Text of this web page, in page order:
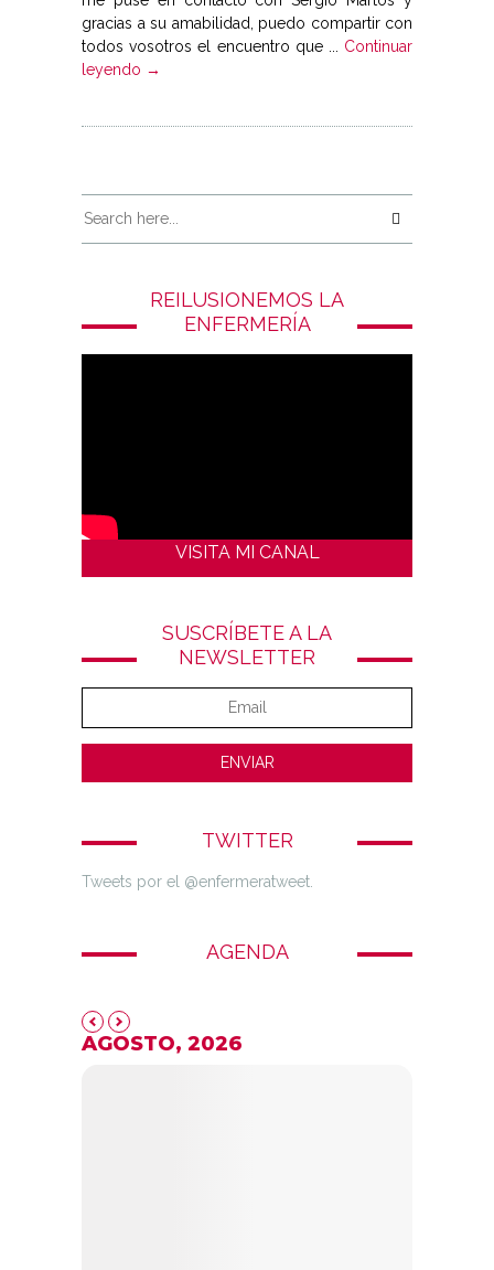
gracias a su amabilidad, puedo compartir con
todos vosotros el encuentro que ... Continuar
leyendo →
REILUSIONEMOS LA
ENFERMERÍA
VISITA MI CANAL
SUSCRÍBETE A LA
NEWSLETTER
TWITTER
Tweets por el @enfermeratweet.
AGENDA
AGOSTO, 2026